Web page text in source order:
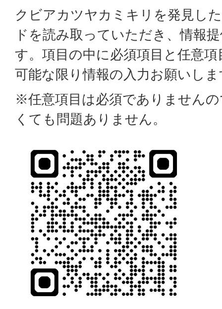
クビアカツヤカミキリを発見し
ドを読み取っていただき、情報
す。項目の中に必須項目と任意
可能な限り情報の入力お願いし
※任意項目は必須でありません
くても問題ありません。